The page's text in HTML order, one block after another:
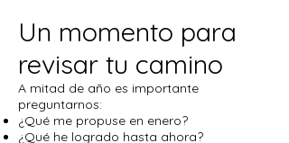
Un momento para
revisar tu camino
A mitad de año es importante
preguntarnos:
¿Qué me propuse en enero?
¿Qué he logrado hasta ahora?